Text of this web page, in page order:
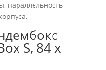
параллельность
S, 84 х